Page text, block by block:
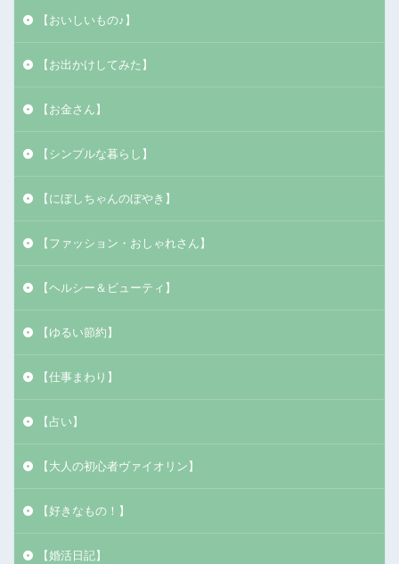
【おいしいもの♪】
【お出かけしてみた】
【お金さん】
【シンプルな暮らし】
【にぼしちゃんのぼやき】
【ファッション・おしゃれさん】
【ヘルシー＆ビューティ】
【ゆるい節約】
【仕事まわり】
【占い】
【大人の初心者ヴァイオリン】
【好きなもの！】
【婚活日記】